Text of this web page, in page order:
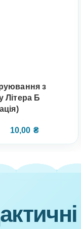
з
Літера Б
10,00 ₴